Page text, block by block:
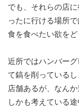
でも、それらの店
ったに行ける場所
食を食べたい欲をど
近所ではハンバー
て鎬を削っている
店舗あるが、なんか
しかも考えている